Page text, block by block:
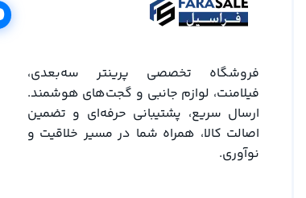
فروشگاه تخصصی پرینتر سه‌بعدی،
فیلامنت، لوازم جانبی و گجت‌های هوشمند.
ارسال سریع، پشتیبانی حرفه‌ای و تضمین
اصالت کالا، همراه شما در مسیر خلاقیت و
نوآوری.